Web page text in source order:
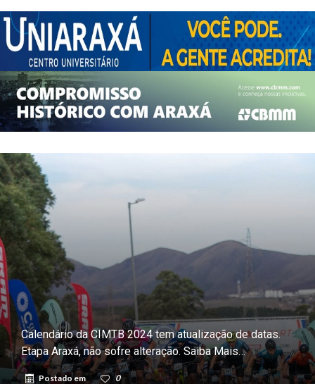
Calendário da CIMTB 2024 tem atualização de datas.
Etapa Araxá, não sofre alteração. Saiba Mais…
Postado em 0